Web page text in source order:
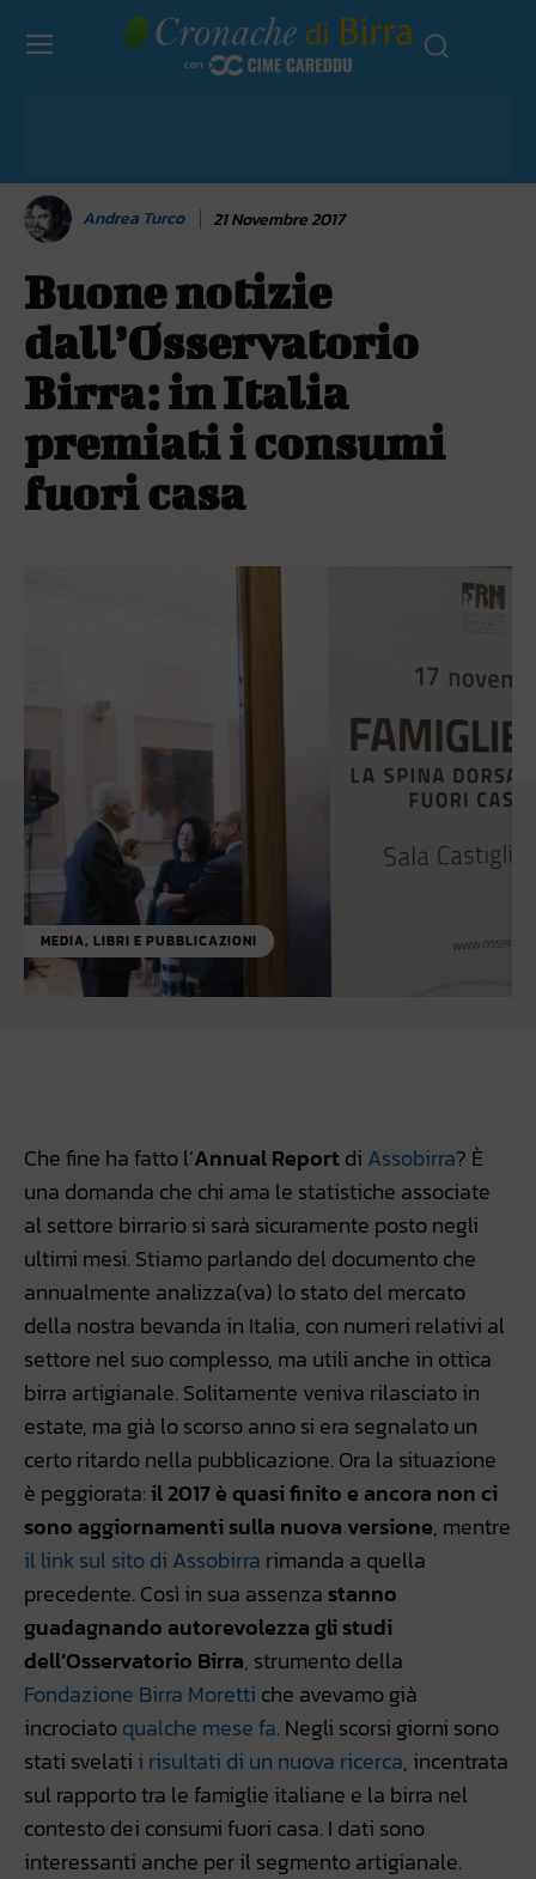
Andrea Turco 21 Novembre 2017
Buone notizie
dall’Osservatorio
Birra: in Italia
premiati i consumi
fuori casa
MEDIA, LIBRI E PUBBLICAZIONI
Che fine ha fatto l’Annual Reportdi Assobirra? È
una domanda che chi ama le statistiche associate
al settore birrario si sarà sicuramente posto negli
ultimi mesi. Stiamo parlando del documento che
annualmente analizza(va) lo stato del mercato
della nostra bevanda in Italia, con numeri relativi al
settore nel suo complesso, ma utili anche in ottica
birra artigianale. Solitamente veniva rilasciato in
estate, ma già lo scorso anno si era segnalato un
certo ritardo nella pubblicazione. Ora la situazione
è peggiorata:il 2017 è quasi finito e ancora non ci
sono aggiornamenti sulla nuova versione, mentre
il link sul sito di Assobirra rimanda a quella
precedente. Così in sua assenza stanno
guadagnando autorevolezza gli studi
dell’Osservatorio Birra, strumento della
Fondazione Birra Moretti che avevamo già
incrociatoqualche mese fa. Negli scorsi giorni sono
stati svelati i risultati di un nuova ricerca, incentrata
sul rapporto tra le famiglie italiane e la birra nel
contesto dei consumi fuori casa. I dati sono
interessanti anche per il segmento artigianale.